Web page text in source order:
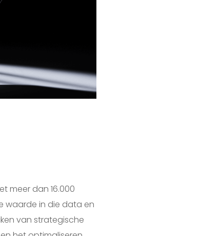
meer dan 16.000
waarde in die data en
van strategische